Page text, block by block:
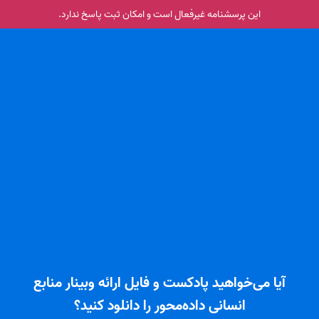
این پرسشنامه غیر‌فعال است و امکان ثبت پاسخ ندارد.
آیا می‌خواهید پادکست و فایل ارائه وبینار منابع
انسانی داده‌محور را دانلود کنید؟